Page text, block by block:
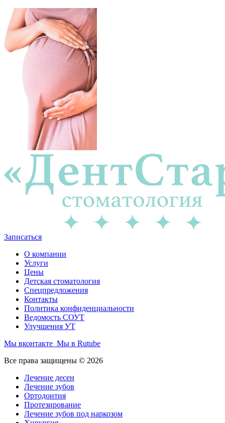
Записаться
О компании
Услуги
Цены
Детская стоматология
Спецпредложения
Контакты
Политика конфиденциальности
Ведомость СОУТ
Улучшения УТ
Мы вконтакте Мы в Rutube
Все права защищены © 2026
Лечение десен
Лечение зубов
Ортодонтия
Протезирование
Лечение зубов под наркозом